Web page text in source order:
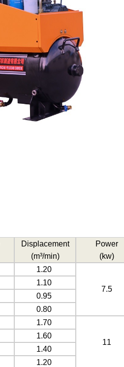
Displacement
(m³/min)
Power
(kw)
1.20
7.5
1.10
0.95
0.80
1.70
11
1.60
1.40
1.20